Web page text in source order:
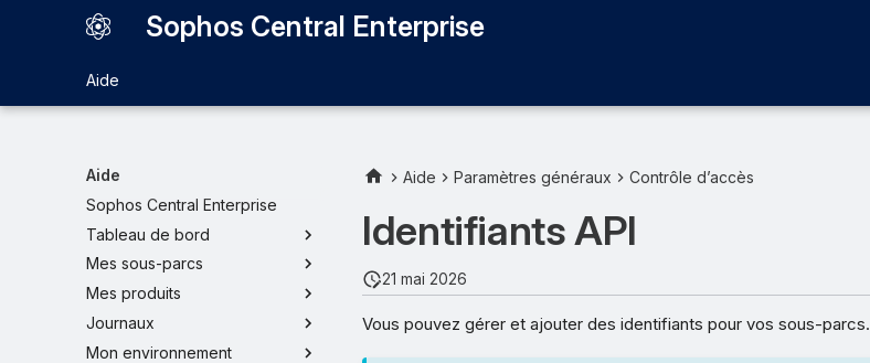
Sophos Central Enterprise
Aide
Aide
Sophos Central Enterprise
Tableau de bord
Mes sous-parcs
Mes produits
Journaux
Mon environnement
Aide Paramètres généraux Contrôle d’accès
Identifiants API
21 mai 2026
Vous pouvez gérer et ajouter des identifiants pour vos sous-parcs.